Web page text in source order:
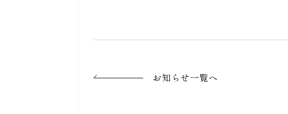
お知らせ一覧へ